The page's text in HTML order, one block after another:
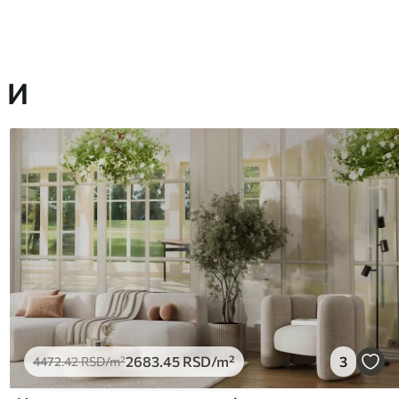
4472.42RSD/m²2683.45 RSD/m² 3